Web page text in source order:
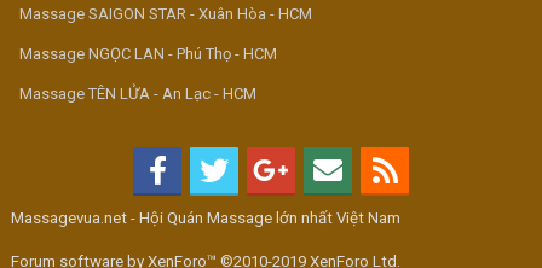
Massage SAIGON STAR - Xuân Hòa - HCM
Massage NGỌC LAN - Phú Thọ - HCM
Massage TÊN LỬA - An Lạc - HCM
Massagevua.net - Hội Quán Massage lớn nhất Việt Nam
Forum software by XenForo™ ©2010-2019 XenForo Ltd.